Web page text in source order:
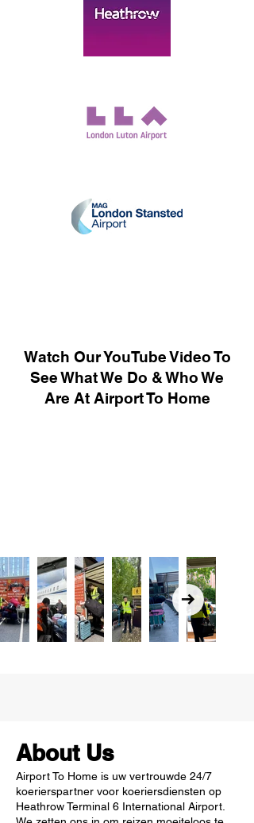
Watch Our YouTube Video To
See What We Do & Who We
Are At Airport To Home
About Us
Airport To Home is uw vertrouwde 24/7
koerierspartner voor koeriersdiensten op
Heathrow Terminal 6 International Airport.